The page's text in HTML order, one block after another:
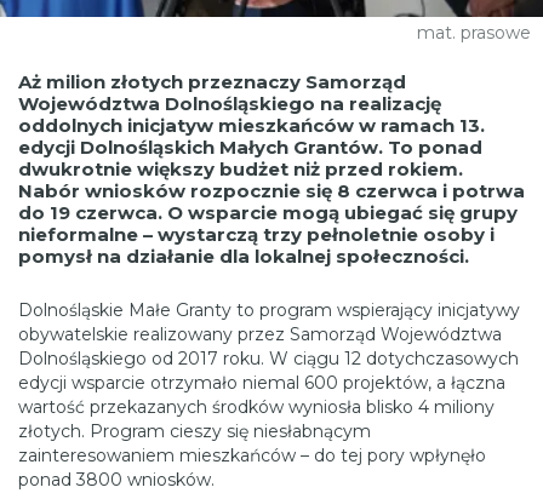
mat. prasowe
Aż milion złotych przeznaczy Samorząd
Województwa Dolnośląskiego na realizację
oddolnych inicjatyw mieszkańców w ramach 13.
edycji Dolnośląskich Małych Grantów. To ponad
dwukrotnie większy budżet niż przed rokiem.
Nabór wniosków rozpocznie się 8 czerwca i potrwa
do 19 czerwca. O wsparcie mogą ubiegać się grupy
nieformalne – wystarczą trzy pełnoletnie osoby i
pomysł na działanie dla lokalnej społeczności.
Dolnośląskie Małe Granty to program wspierający inicjatywy
obywatelskie realizowany przez Samorząd Województwa
Dolnośląskiego od 2017 roku. W ciągu 12 dotychczasowych
edycji wsparcie otrzymało niemal 600 projektów, a łączna
wartość przekazanych środków wyniosła blisko 4 miliony
złotych. Program cieszy się niesłabnącym
zainteresowaniem mieszkańców – do tej pory wpłynęło
ponad 3800 wniosków.